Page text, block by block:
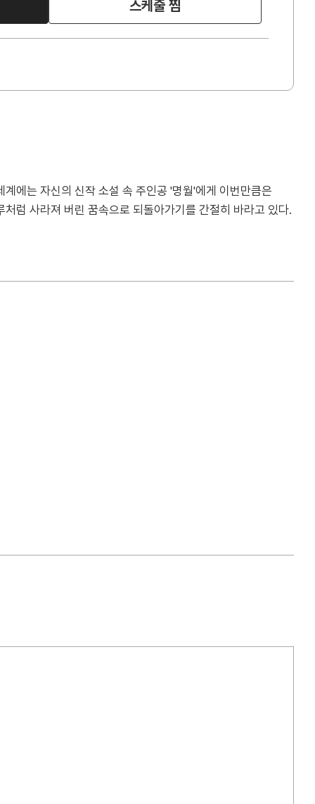
스케줄 찜
에는 자신의 신작 소설 속 주인공 '명월'에게 이번만큼은
럼 사라져 버린 꿈속으로 되돌아가기를 간절히 바라고 있다.